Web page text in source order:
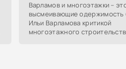
Варламов и многоэтажки –
высмеивающие одержимость
Ильи Варламова критикой
многоэтажного